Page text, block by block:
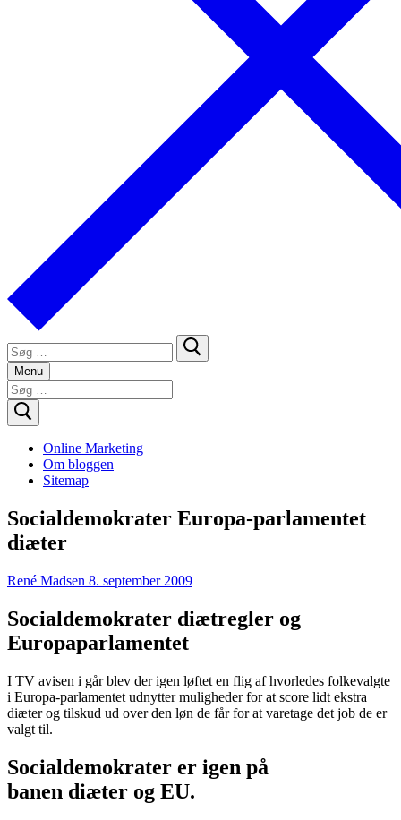
Søg
efter:
Menu
Søg
efter:
Online Marketing
Om bloggen
Sitemap
Socialdemokrater Europa-parlamentet
diæter
René Madsen 8. september 2009
Socialdemokrater diætregler og
Europaparlamentet
I TV avisen i går blev der igen løftet en flig af hvorledes folkevalgte
i Europa-parlamentet udnytter muligheder for at score lidt ekstra
diæter og tilskud ud over den løn de får for at varetage det job de er
valgt til.
Socialdemokrater er igen på
banen diæter og EU.